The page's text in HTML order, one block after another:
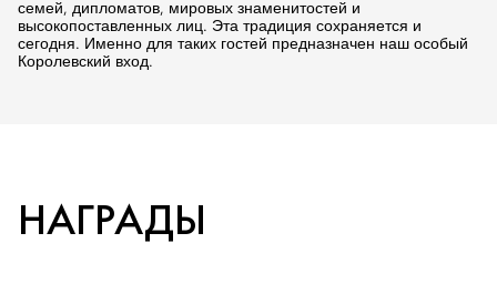
семей, дипломатов, мировых знаменитостей и
высокопоставленных лиц. Эта традиция сохраняется и
сегодня. Именно для таких гостей предназначен наш особый
Королевский вход.
НАГРАДЫ